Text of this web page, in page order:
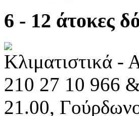
6 - 12 άτοκες
Κλιματιστικά -
210 27 10 966
21.00,